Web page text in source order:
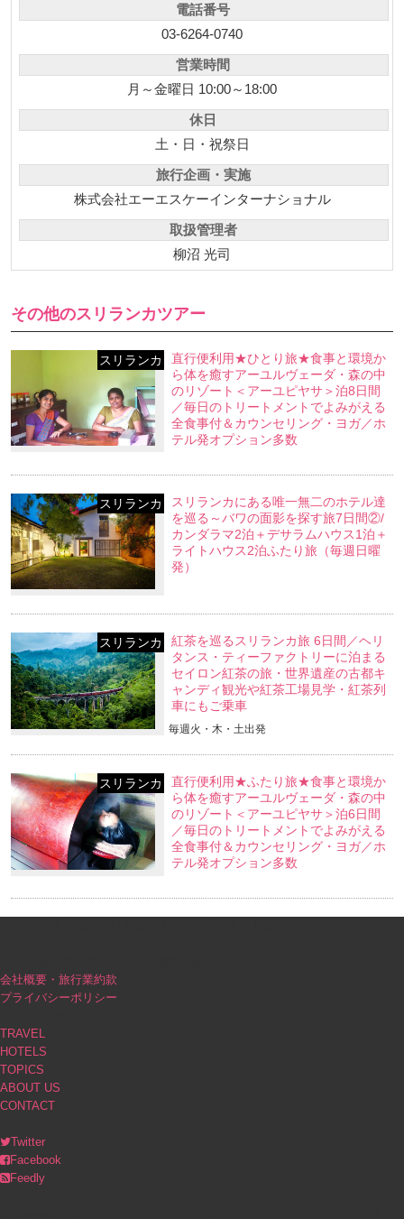
電話番号
03-6264-0740
営業時間
月～金曜日 10:00～18:00
休日
土・日・祝祭日
旅行企画・実施
株式会社エーエスケーインターナショナル
取扱管理者
柳沼 光司
その他のスリランカツアー
スリランカ
直行便利用★ひとり旅★食事と環境か
ら体を癒すアーユルヴェーダ・森の中
のリゾート＜アーユピヤサ＞泊8日間
／毎日のトリートメントでよみがえる
全食事付＆カウンセリング・ヨガ／ホ
テル発オプション多数
スリランカ
スリランカにある唯一無二のホテル達
を巡る～バワの面影を探す旅7日間②/
カンダラマ2泊＋デサラムハウス1泊＋
ライトハウス2泊ふたり旅（毎週日曜
発）
スリランカ
紅茶を巡るスリランカ旅 6日間／ヘリ
タンス・ティーファクトリーに泊まる
セイロン紅茶の旅・世界遺産の古都キ
ャンディ観光や紅茶工場見学・紅茶列
車にもご乗車
毎週火・木・土出発
スリランカ
直行便利用★ふたり旅★食事と環境か
ら体を癒すアーユルヴェーダ・森の中
のリゾート＜アーユピヤサ＞泊6日間
／毎日のトリートメントでよみがえる
全食事付＆カウンセリング・ヨガ／ホ
テル発オプション多数
会社概要・旅行業約款
プライバシーポリシー
TRAVEL
HOTELS
TOPICS
ABOUT US
CONTACT
Twitter
Facebook
Feedly